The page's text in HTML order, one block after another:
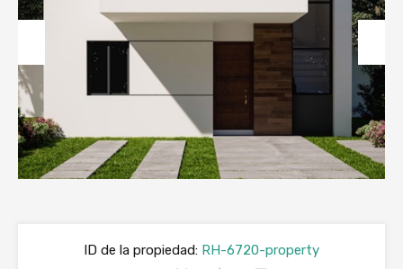
Previous Next
ID de la propiedad: RH-6720-property